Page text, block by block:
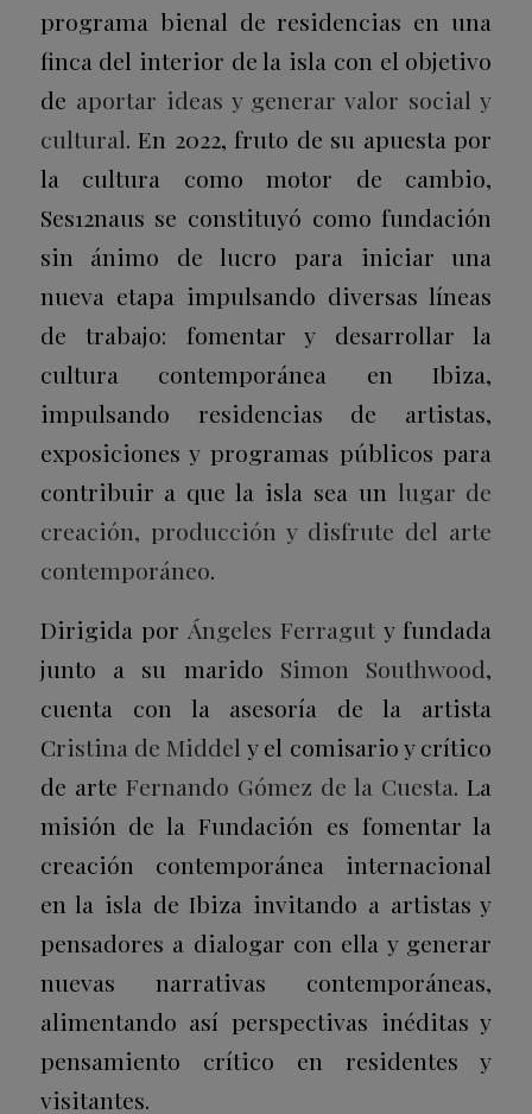
programa bienal de residencias en una
finca del interior de la isla con el objetivo
de aportar ideas y generar valor social y
cultural. En 2022, fruto de su apuesta por
la cultura como motor de cambio,
Ses12naus se constituyó como fundación
sin ánimo de lucro para iniciar una
nueva etapa impulsando diversas líneas
de trabajo: fomentar y desarrollar la
cultura contemporánea en Ibiza,
impulsando residencias de artistas,
exposiciones y programas públicos para
contribuir a que la isla sea un lugar de
creación, producción y disfrute del arte
contemporáneo.
Dirigida por Ángeles Ferraguty fundada
junto a su marido Simon Southwood,
cuenta con la asesoría de la artista
Cristina de Middel y el comisario y crítico
de arte Fernando Gómez de la Cuesta. La
misión de la Fundación es fomentar la
creación contemporánea internacional
en la isla de Ibiza invitando a artistas y
pensadores a dialogar con ella y generar
nuevas narrativas contemporáneas,
alimentando así perspectivas inéditas y
pensamiento crítico en residentes y
visitantes.